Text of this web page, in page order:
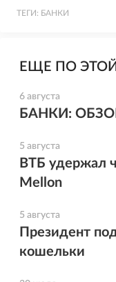
ТЕГИ: БАНКИ
ЕЩЕ ПО
6 августа
БАНКИ:
5 августа
ВТБ удержал
Mellon
5 августа
Президент
кошельки